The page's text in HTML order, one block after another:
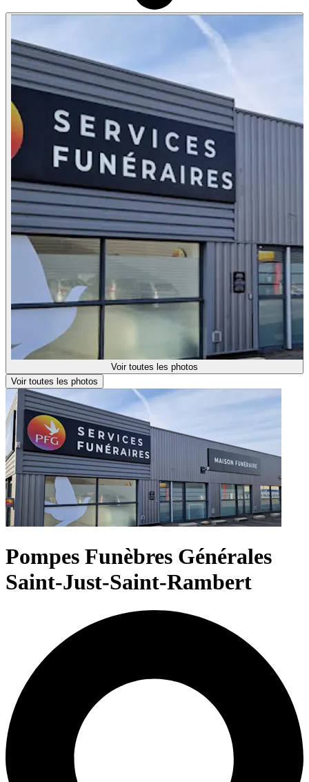
Voir toutes les photos
Voir toutes les photos
Pompes Funèbres Générales
Saint-Just-Saint-Rambert